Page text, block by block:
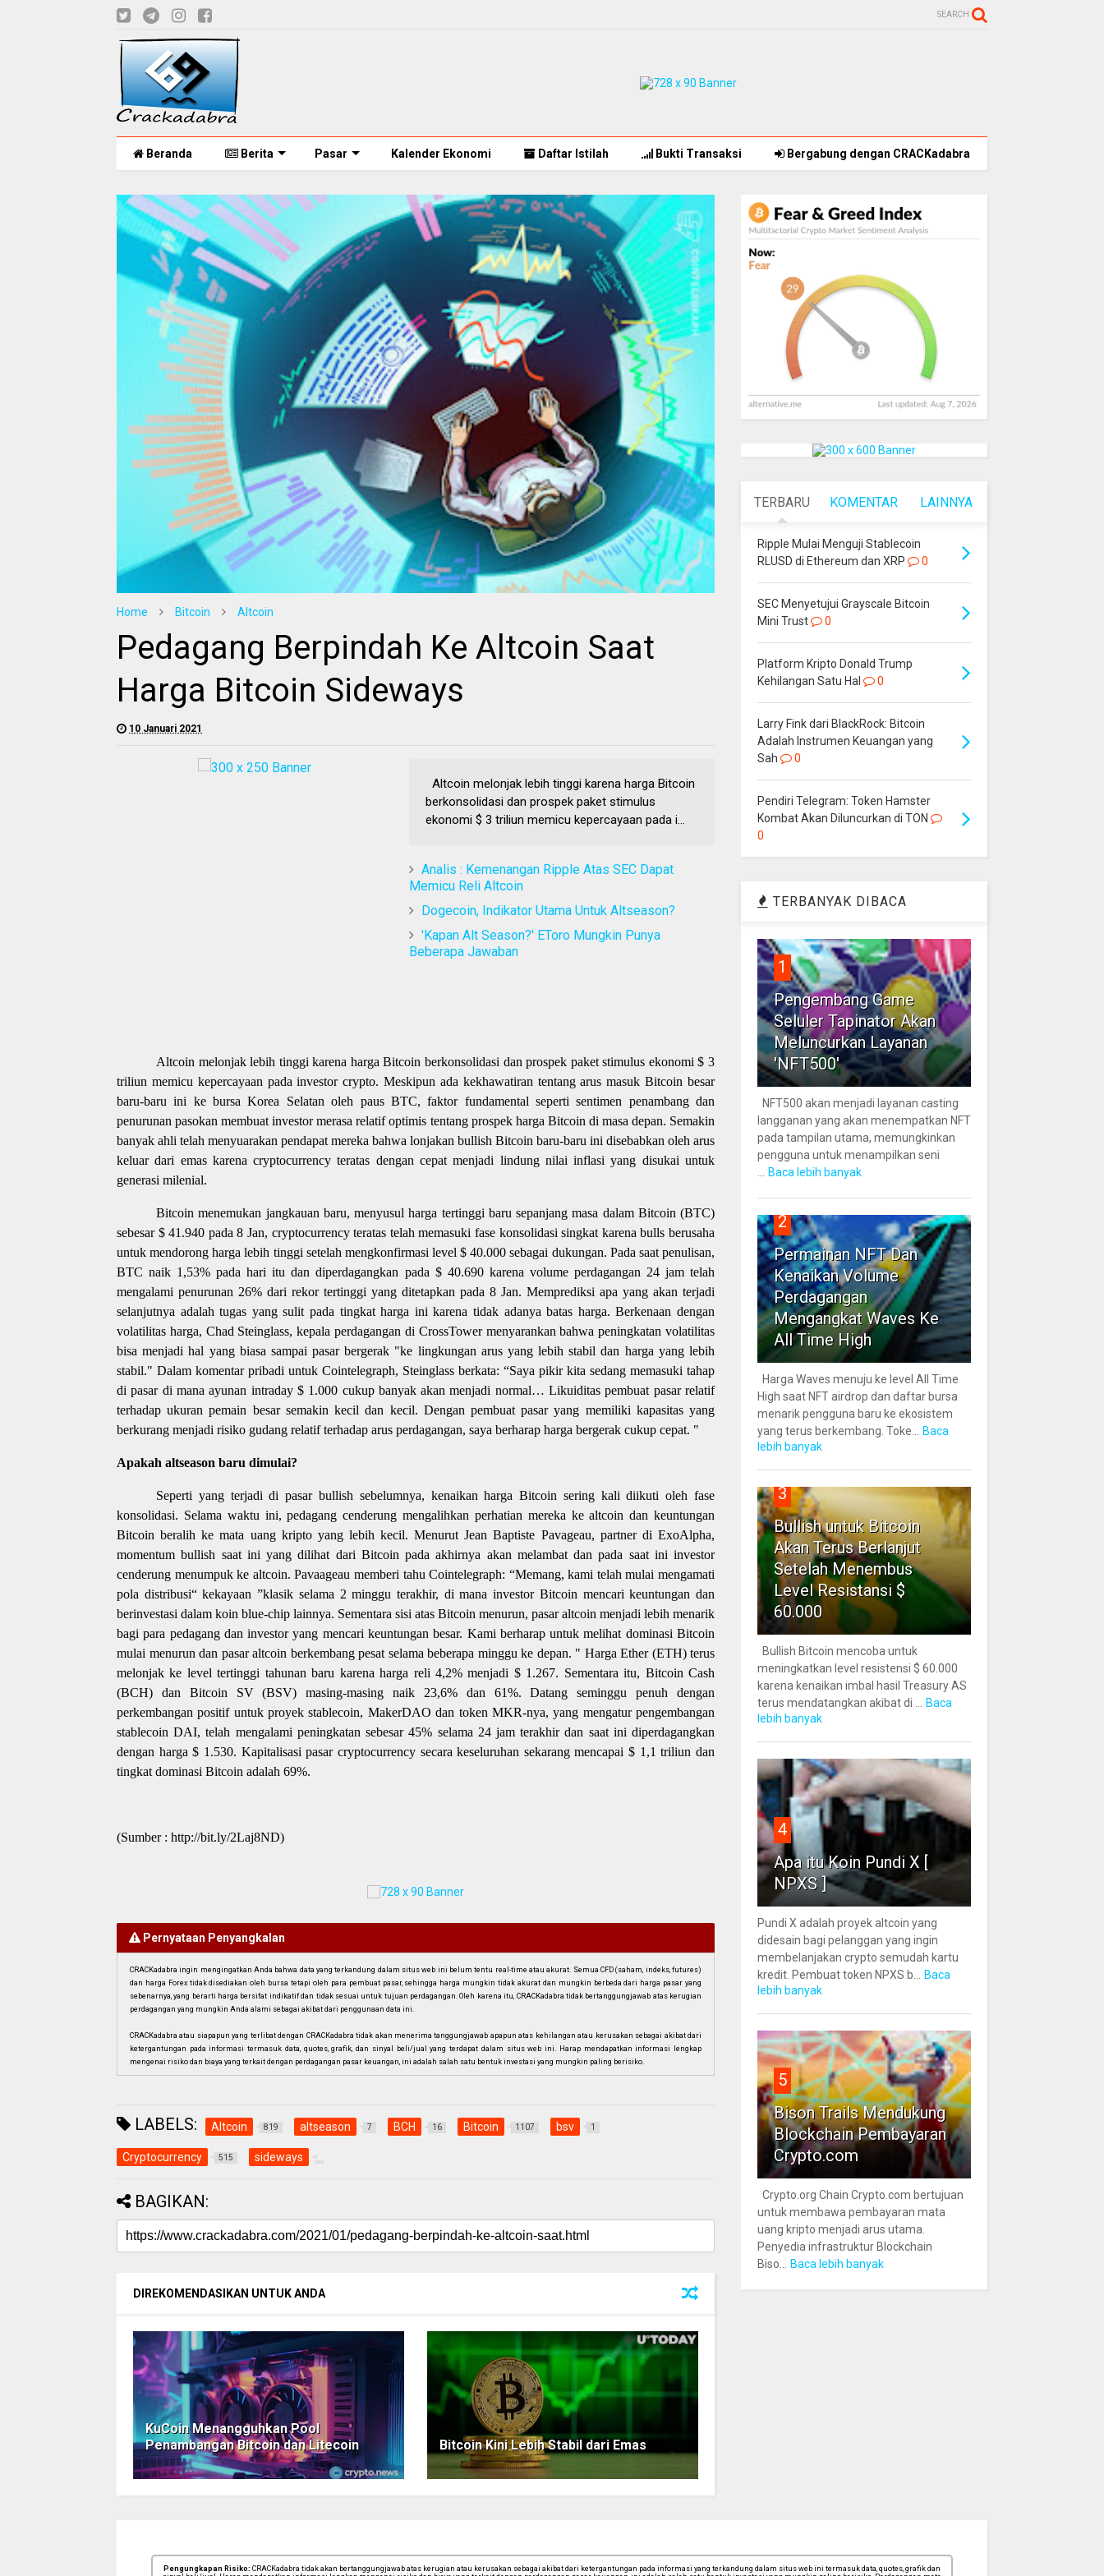
SEARCH
Beranda Berita Pasar Kalender Ekonomi Daftar Istilah Bukti Transaksi Bergabung dengan CRACKadabra
Home Bitcoin Altcoin
Pedagang Berpindah Ke Altcoin Saat
Harga Bitcoin Sideways
10 Januari 2021
Altcoin melonjak lebih tinggi karena harga Bitcoin
berkonsolidasi dan prospek paket stimulus
ekonomi $ 3 triliun memicu kepercayaan pada i...
Analis : Kemenangan Ripple Atas SEC Dapat
Memicu Reli Altcoin
Dogecoin, Indikator Utama Untuk Altseason?
'Kapan Alt Season?' EToro Mungkin Punya
Beberapa Jawaban
Altcoin melonjak lebih tinggi karena harga Bitcoin berkonsolidasi dan prospek paket stimulus ekonomi $ 3
triliun memicu kepercayaan pada investor crypto. Meskipun ada kekhawatiran tentang arus masuk Bitcoin besar
baru-baru ini ke bursa Korea Selatan oleh paus BTC, faktor fundamental seperti sentimen penambang dan
penurunan pasokan membuat investor merasa relatif optimis tentang prospek harga Bitcoin di masa depan. Semakin
banyak ahli telah menyuarakan pendapat mereka bahwa lonjakan bullish Bitcoin baru-baru ini disebabkan oleh arus
keluar dari emas karena cryptocurrency teratas dengan cepat menjadi lindung nilai inflasi yang disukai untuk
generasi milenial.
Bitcoin menemukan jangkauan baru, menyusul harga tertinggi baru sepanjang masa dalam Bitcoin (BTC)
sebesar $ 41.940 pada 8 Jan, cryptocurrency teratas telah memasuki fase konsolidasi singkat karena bulls berusaha
untuk mendorong harga lebih tinggi setelah mengkonfirmasi level $ 40.000 sebagai dukungan. Pada saat penulisan,
BTC naik 1,53% pada hari itu dan diperdagangkan pada $ 40.690 karena volume perdagangan 24 jam telah
mengalami penurunan 26% dari rekor tertinggi yang ditetapkan pada 8 Jan. Memprediksi apa yang akan terjadi
selanjutnya adalah tugas yang sulit pada tingkat harga ini karena tidak adanya batas harga. Berkenaan dengan
volatilitas harga, Chad Steinglass, kepala perdagangan di CrossTower menyarankan bahwa peningkatan volatilitas
bisa menjadi hal yang biasa sampai pasar bergerak "ke lingkungan arus yang lebih stabil dan harga yang lebih
stabil." Dalam komentar pribadi untuk Cointelegraph, Steinglass berkata: “Saya pikir kita sedang memasuki tahap
di pasar di mana ayunan intraday $ 1.000 cukup banyak akan menjadi normal… Likuiditas pembuat pasar relatif
terhadap ukuran pemain besar semakin kecil dan kecil. Dengan pembuat pasar yang memiliki kapasitas yang
berkurang menjadi risiko gudang relatif terhadap arus perdagangan, saya berharap harga bergerak cukup cepat. "
Apakah altseason baru dimulai?
Seperti yang terjadi di pasar bullish sebelumnya, kenaikan harga Bitcoin sering kali diikuti oleh fase
konsolidasi. Selama waktu ini, pedagang cenderung mengalihkan perhatian mereka ke altcoin dan keuntungan
Bitcoin beralih ke mata uang kripto yang lebih kecil. Menurut Jean Baptiste Pavageau, partner di ExoAlpha,
momentum bullish saat ini yang dilihat dari Bitcoin pada akhirnya akan melambat dan pada saat ini investor
cenderung menumpuk ke altcoin. Pavaageau memberi tahu Cointelegraph: “Memang, kami telah mulai mengamati
pola distribusi“ kekayaan ”klasik selama 2 minggu terakhir, di mana investor Bitcoin mencari keuntungan dan
berinvestasi dalam koin blue-chip lainnya. Sementara sisi atas Bitcoin menurun, pasar altcoin menjadi lebih menarik
bagi para pedagang dan investor yang mencari keuntungan besar. Kami berharap untuk melihat dominasi Bitcoin
mulai menurun dan pasar altcoin berkembang pesat selama beberapa minggu ke depan. " Harga Ether (ETH) terus
melonjak ke level tertinggi tahunan baru karena harga reli 4,2% menjadi $ 1.267. Sementara itu, Bitcoin Cash
(BCH) dan Bitcoin SV (BSV) masing-masing naik 23,6% dan 61%. Datang seminggu penuh dengan
perkembangan positif untuk proyek stablecoin, MakerDAO dan token MKR-nya, yang mengatur pengembangan
stablecoin DAI, telah mengalami peningkatan sebesar 45% selama 24 jam terakhir dan saat ini diperdagangkan
dengan harga $ 1.530. Kapitalisasi pasar cryptocurrency secara keseluruhan sekarang mencapai $ 1,1 triliun dan
tingkat dominasi Bitcoin adalah 69%.
(Sumber : http://bit.ly/2Laj8ND)
Pernyataan Penyangkalan
CRACKadabra ingin mengingatkan Anda bahwa data yang terkandung dalam situs web ini belum tentu real-time atau akurat. Semua CFD (saham, indeks, futures)
dan harga Forex tidak disediakan oleh bursa tetapi oleh para pembuat pasar, sehingga harga mungkin tidak akurat dan mungkin berbeda dari harga pasar yang
sebenarnya, yang berarti harga bersifat indikatif dan tidak sesuai untuk tujuan perdagangan. Oleh karena itu, CRACKadabra tidak bertanggungjawab atas kerugian
perdagangan yang mungkin Anda alami sebagai akibat dari penggunaan data ini.
CRACKadabra atau siapapun yang terlibat dengan CRACKadabra tidak akan menerima tanggungjawab apapun atas kehilangan atau kerusakan sebagai akibat dari
ketergantungan pada informasi termasuk data, quotes, grafik, dan sinyal beli/jual yang terdapat dalam situs web ini. Harap mendapatkan informasi lengkap
mengenai risiko dan biaya yang terkait dengan perdagangan pasar keuangan, ini adalah salah satu bentuk investasi yang mungkin paling berisiko.
LABELS: Altcoin 819 altseason 7 BCH 16 Bitcoin 1107 bsv 1
Cryptocurrency 515 sideways
BAGIKAN:
DIREKOMENDASIKAN UNTUK ANDA
KuCoin Menangguhkan Pool
Penambangan Bitcoin dan Litecoin
Bitcoin Kini Lebih Stabil dari Emas
TERBARU KOMENTAR LAINNYA
Ripple Mulai Menguji Stablecoin
RLUSD di Ethereum dan XRP
0
SEC Menyetujui Grayscale Bitcoin
Mini Trust
0
Platform Kripto Donald Trump
Kehilangan Satu Hal
0
Larry Fink dari BlackRock: Bitcoin
Adalah Instrumen Keuangan yang
Sah
0
Pendiri Telegram: Token Hamster
Kombat Akan Diluncurkan di TON
0
TERBANYAK DIBACA
1
Pengembang Game
Seluler Tapinator Akan
Meluncurkan Layanan
'NFT500'
NFT500 akan menjadi layanan casting
langganan yang akan menempatkan NFT
pada tampilan utama, memungkinkan
pengguna untuk menampilkan seni
Baca lebih banyak
2
Permainan NFT Dan
Kenaikan Volume
Perdagangan
Mengangkat Waves Ke
All Time High
Harga Waves menuju ke level All Time
High saat NFT airdrop dan daftar bursa
menarik pengguna baru ke ekosistem
yang terus berkembang. Toke...
Baca
lebih banyak
3
Bullish untuk Bitcoin
Akan Terus Berlanjut
Setelah Menembus
Level Resistansi $
60.000
Bullish Bitcoin mencoba untuk
meningkatkan level resistensi $ 60.000
karena kenaikan imbal hasil Treasury AS
terus mendatangkan akibat di ...
Baca
lebih banyak
4
Apa itu Koin Pundi X [
NPXS ]
Pundi X adalah proyek altcoin yang
didesain bagi pelanggan yang ingin
membelanjakan crypto semudah kartu
kredit. Pembuat token NPXS b...
Baca
lebih banyak
5
Bison Trails Mendukung
Blockchain Pembayaran
Crypto.com
Crypto.org Chain Crypto.com bertujuan
untuk membawa pembayaran mata
uang kripto menjadi arus utama.
Penyedia infrastruktur Blockchain
Biso...
Baca lebih banyak
Pengungkapan Risiko: CRACKadabra tidak akan bertanggungjawab atas kerugian atau kerusakan sebagai akibat dari ketergantungan pada informasi yang terkandung dalam situs web ini termasuk data, quotes, grafik dan